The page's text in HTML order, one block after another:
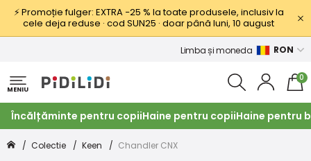
⚡ Promoție fulger: EXTRA −25 % la toate produsele, inclusiv la
cele deja reduse · cod SUN25 · doar până luni, 10 august
Limba și moneda RON
MENIU
0
Încălțăminte pentru copiiHaine pentru copiiHaine pentru
Colectie Keen Chandler CNX